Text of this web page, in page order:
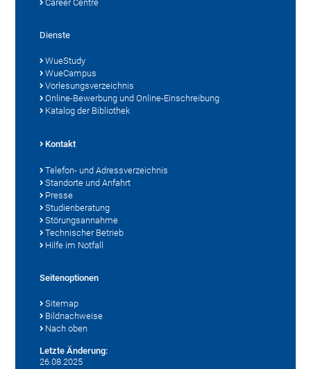
Career Centre
Dienste
WueStudy
WueCampus
Vorlesungsverzeichnis
Online-Bewerbung und Online-Einschreibung
Katalog der Bibliothek
Kontakt
Telefon- und Adressverzeichnis
Standorte und Anfahrt
Presse
Studienberatung
Störungsannahme
Technischer Betrieb
Hilfe im Notfall
Seitenoptionen
Sitemap
Bildnachweise
Nach oben
Letzte Änderung:
26.08.2025